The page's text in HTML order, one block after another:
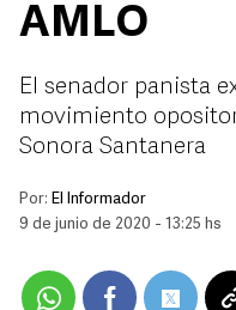
AMLO
El senador panista
movimiento
Sonora Santanera
Por: El Informador
9 de junio de 2020 - 13:25 hs